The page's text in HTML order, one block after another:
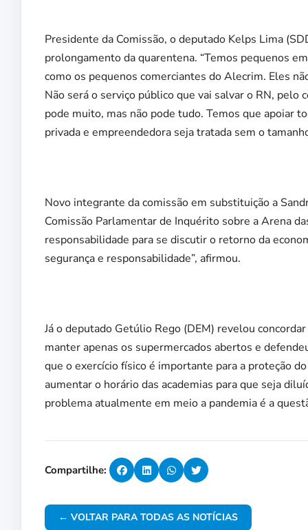
Presidente da Comissão, o deputado Kelps Lima
prolongamento da quarentena. “Temos pequenos
como os pequenos comerciantes do Alecrim. Eles
Não será o serviço público que vai salvar o RN, pelo
pode muito, mas não pode tudo. Temos que apoiar
privada e empreendedora seja tratada sem o
Novo integrante da comissão em substituição a
Comissão Parlamentar de Inquérito sobre a Arena
responsabilidade para se discutir o retorno da
segurança e responsabilidade”, afirmou.
Já o deputado Getúlio Rego (DEM) revelou
manter apenas os supermercados abertos e
que o exercício físico é importante para a proteção
aumentar o horário das academias para que seja
problema atualmente em meio a pandemia é a
Compartilhe:
← VOLTAR PARA TODAS AS NOTÍCIAS